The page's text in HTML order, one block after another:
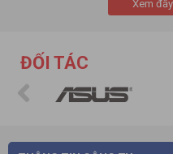
Xem
ĐỐI TÁC